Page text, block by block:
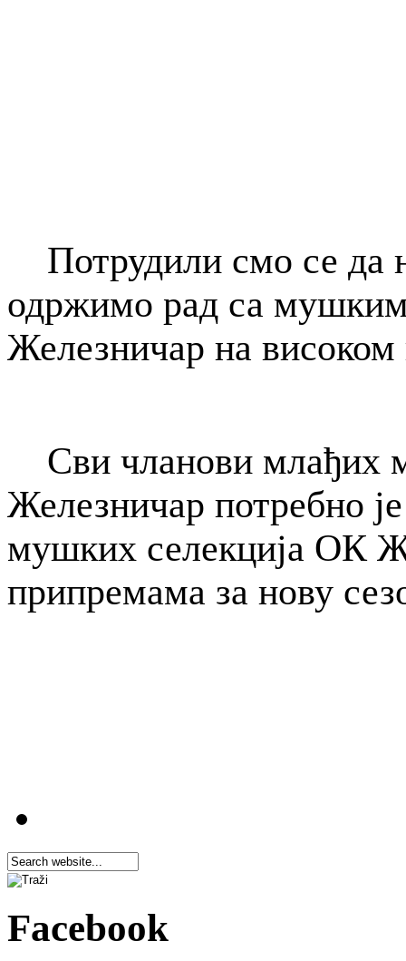
Потрудили смо се да
одржимо рад са
Железничар на високом
Сви чланови млађих
Железничар потребно
мушких селекција ОК
припремама за нову
Facebook